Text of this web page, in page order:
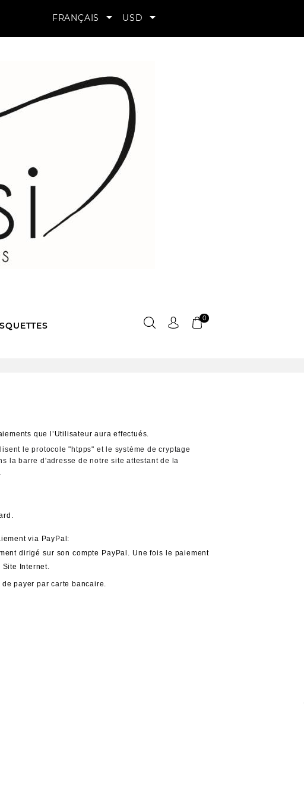
FRANÇAIS  USD 
0
que l’Utilisateur aura effectués.
le protocole "htpps" et le système de cryptage
la barre d'adresse de notre site attestant de la
via PayPal:
dirigé sur son compte PayPal. Une fois le paiement
Site Internet.
payer par carte bancaire.